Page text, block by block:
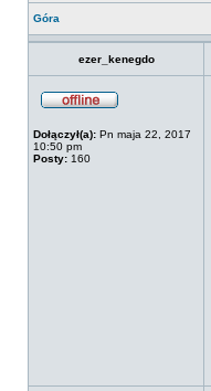
Góra
ezer_kenegdo
Dołączył(a): Pn maja 22, 2017
10:50 pm
Posty: 160